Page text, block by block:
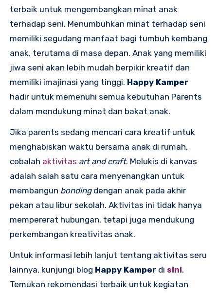
terbaik untuk mengembangkan minat anak
terhadap seni. Menumbuhkan minat terhadap seni
memiliki segudang manfaat bagi tumbuh kembang
anak, terutama di masa depan. Anak yang memiliki
jiwa seni akan lebih mudah berpikir kreatif dan
memiliki imajinasi yang tinggi. Happy Kamper
hadir untuk memenuhi semua kebutuhan Parents
dalam mendukung minat dan bakat anak.
Jika parents sedang mencari cara kreatif untuk
menghabiskan waktu bersama anak di rumah,
cobalah aktivitas art and craft. Melukis di kanvas
adalah salah satu cara menyenangkan untuk
membangun bondingdengan anak pada akhir
pekan atau libur sekolah. Aktivitas ini tidak hanya
mempererat hubungan, tetapi juga mendukung
perkembangan kreativitas anak.
Untuk informasi lebih lanjut tentang aktivitas seru
lainnya, kunjungi blog Happy Kamper di sini.
Temukan rekomendasi terbaik untuk kegiatan